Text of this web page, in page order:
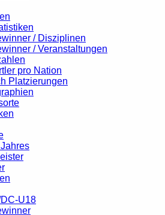
/ Disziplinen
/ Veranstaltungen
pro Nation
Platzierungen
U18